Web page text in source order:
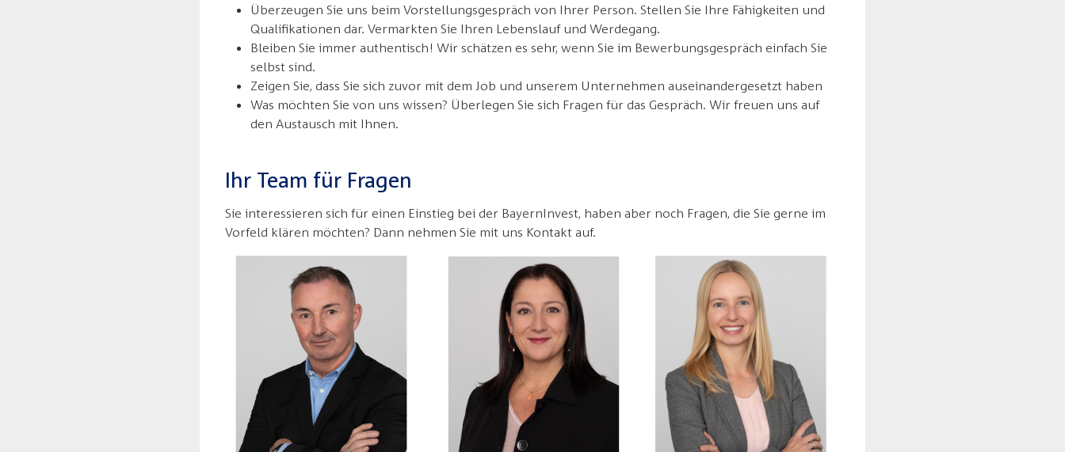
Überzeugen Sie uns beim Vorstellungsgespräch von Ihrer Person. Stellen Sie Ihre Fähigkeiten und
Qualifikationen dar. Vermarkten Sie Ihren Lebenslauf und Werdegang.
Bleiben Sie immer authentisch! Wir schätzen es sehr, wenn Sie im Bewerbungsgespräch einfach Sie
selbst sind.
Zeigen Sie, dass Sie sich zuvor mit dem Job und unserem Unternehmen auseinandergesetzt haben
Was möchten Sie von uns wissen? Überlegen Sie sich Fragen für das Gespräch. Wir freuen uns auf
den Austausch mit Ihnen.
Ihr Team für Fragen
Sie interessieren sich für einen Einstieg bei der BayernInvest, haben aber noch Fragen, die Sie gerne im
Vorfeld klären möchten? Dann nehmen Sie mit uns Kontakt auf.